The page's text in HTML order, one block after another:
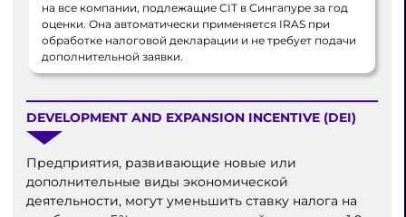
на все компании, подлежащие CIT в Сингапуре за год
оценки. Она автоматически применяется IRAS при
обработке налоговой декларации и не требует подачи
дополнительной заявки.
DEVELOPMENT AND EXPANSION INCENTIVE (DEI)
Предприятия, развивающие новые или
дополнительные виды экономической
деятельности, могут уменьшить ставку налога на